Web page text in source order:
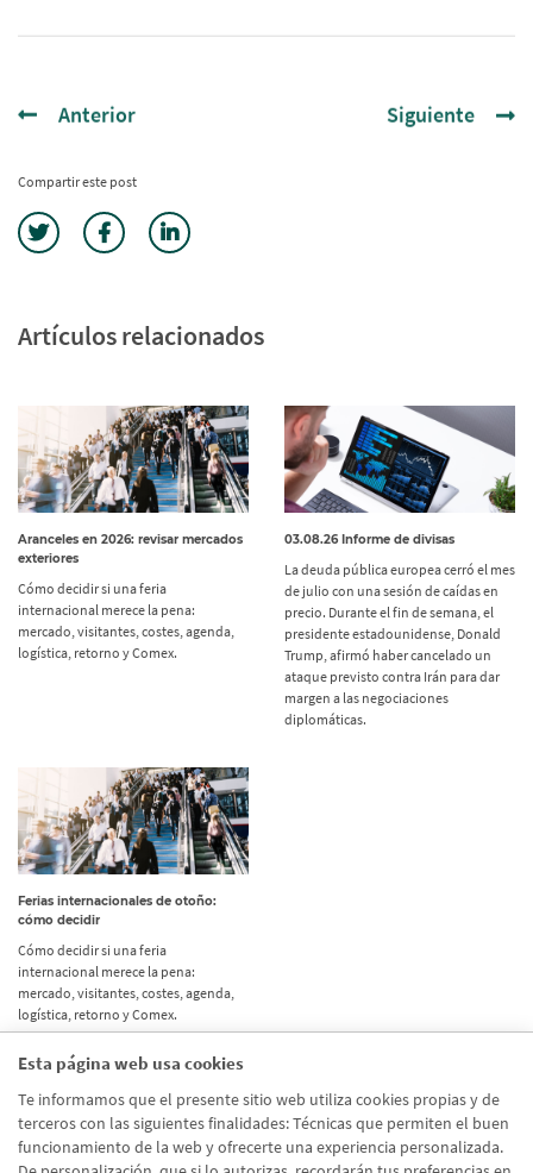
Esta página web usa cookies
Te informamos que el presente sitio web utiliza cookies propias y de
terceros con las siguientes finalidades: Técnicas que permiten el buen
funcionamiento de la web y ofrecerte una experiencia personalizada.
Anterior Siguiente
Compartir este post
Artículos relacionados
Aranceles en 2026: revisar mercados
exteriores
Cómo decidir si una feria
internacional merece la pena:
mercado, visitantes, costes, agenda,
logística, retorno y Comex.
03.08.26 Informe de divisas
La deuda pública europea cerró el mes
de julio con una sesión de caídas en
precio. Durante el fin de semana, el
presidente estadounidense, Donald
Trump, afirmó haber cancelado un
ataque previsto contra Irán para dar
margen a las negociaciones
diplomáticas.
Ferias internacionales de otoño:
cómo decidir
Cómo decidir si una feria
internacional merece la pena:
mercado, visitantes, costes, agenda,
logística, retorno y Comex.
Etiquetas
Actualidad(514)